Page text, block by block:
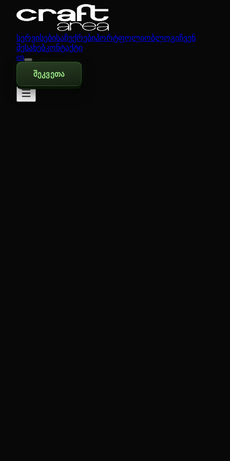
სერვისებისაჩუქრებიპორტფოლიობლოგიჩვენ
შესახებკონტაქტი
en
შეკვეთა